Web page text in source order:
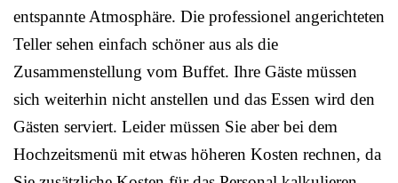
entspannte Atmosphäre. Die professionel angerichteten
Teller sehen einfach schöner aus als die
Zusammenstellung vom Buffet. Ihre Gäste müssen
sich weiterhin nicht anstellen und das Essen wird den
Gästen serviert. Leider müssen Sie aber bei dem
Hochzeitsmenü mit etwas höheren Kosten rechnen, da